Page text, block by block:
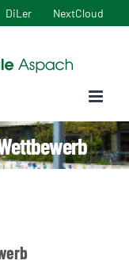
DiLer NextCloud